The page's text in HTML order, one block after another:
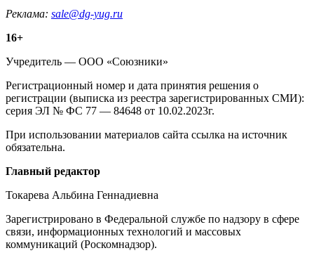
Реклама: sale@dg-yug.ru
Информация
о
издании
16+
Учредитель — ООО «Союзники»
Регистрационный номер и дата принятия решения о
регистрации (выписка из реестра зарегистрированных СМИ):
серия ЭЛ № ФС 77 — 84648 от 10.02.2023г.
При использовании материалов сайта ссылка на источник
обязательна.
Редакция
Главный редактор
Токарева Альбина Геннадиевна
Зарегистрировано в Федеральной службе по надзору в сфере
связи, информационных технологий и массовых
коммуникаций (Роскомнадзор).